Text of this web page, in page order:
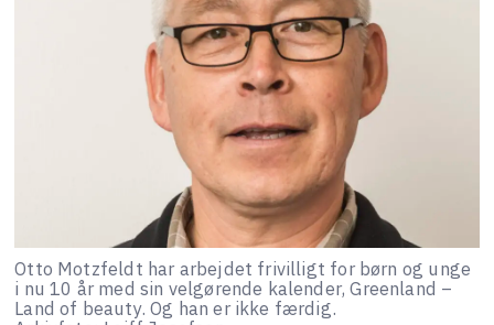
Otto Motzfeldt har arbejdet frivilligt for børn og unge
i nu 10 år med sin velgørende kalender, Greenland –
Land of beauty. Og han er ikke færdig.